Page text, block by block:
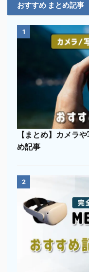
おすすめ まとめ記事
1
【まとめ】カメラ
め記事
2